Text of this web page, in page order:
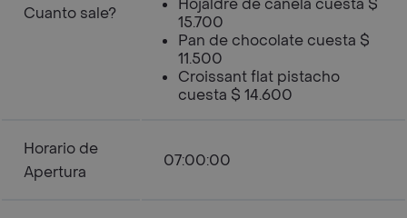
Cuanto sale?
Hojaldre de canela cuesta $
15.700
Pan de chocolate cuesta $
11.500
Croissant flat pistacho
cuesta $ 14.600
Horario de
Apertura
07:00:00